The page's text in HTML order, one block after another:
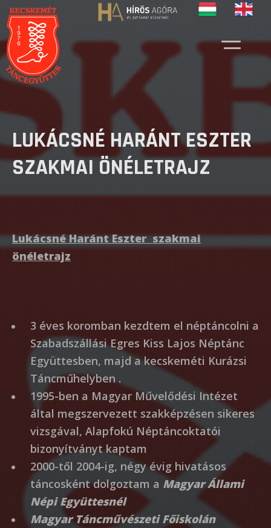
LUKÁCSNÉ HARÁNT ESZTER
SZAKMAI ÖNÉLETRAJZ
Lukácsné Haránt Eszter szakmai
önéletrajz
3 éves koromban kezdtem el néptáncolni a
Szabadszállási Egres Kiss Lajos Néptánc
Együttesben, majd a kecskeméti Kurázsi
Táncműhelyben .
1995-ben a Magyar Művelődési Intézet
által megszervezett szakképzésen sikeres
vizsgával, Alapfokú Néptáncoktatói
bizonyítványt kaptam
2000-től 2004-ig, négy évig hivatásos
táncosként dolgoztam a Magyar Állami
Népi Együttesnél
Magyar Táncművészeti Főiskolán